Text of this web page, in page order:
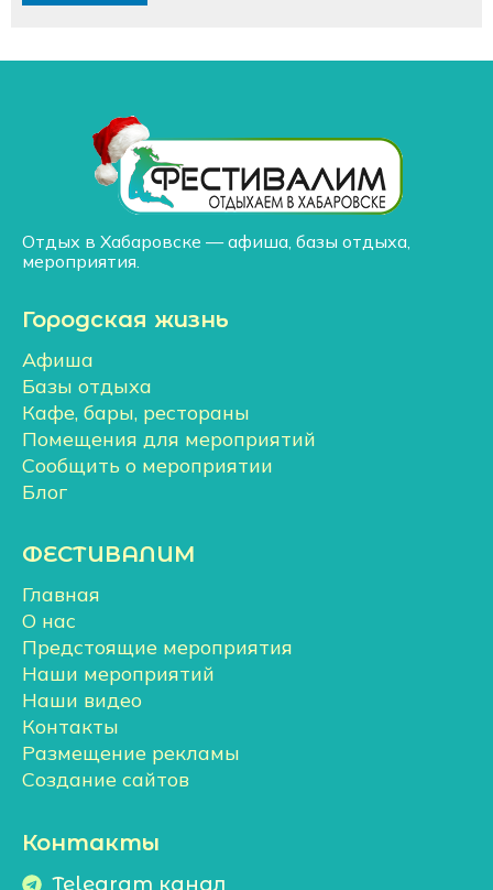
Отдых в Хабаровске — афиша, базы отдыха,
мероприятия.
Городская жизнь
Афиша
Базы отдыха
Кафе, бары, рестораны
Помещения для мероприятий
Сообщить о мероприятии
Блог
ФЕСТИВАЛИМ
Главная
О нас
Предстоящие мероприятия
Наши мероприятий
Наши видео
Контакты
Размещение рекламы
Создание сайтов
Контакты
Telegram канал